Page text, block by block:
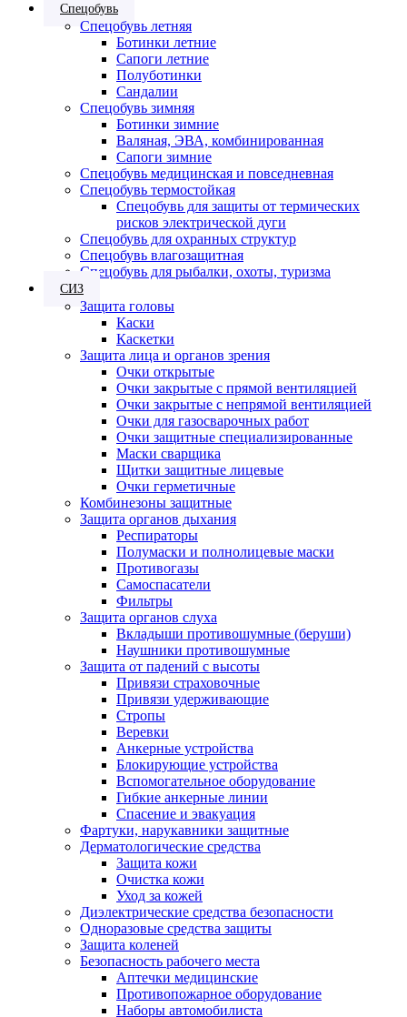
Спецобувь
Спецобувь летняя
Ботинки летние
Сапоги летние
Полуботинки
Сандалии
Спецобувь зимняя
Ботинки зимние
Валяная, ЭВА, комбинированная
Сапоги зимние
Спецобувь медицинская и повседневная
Спецобувь термостойкая
Спецобувь для защиты от термических
рисков электрической дуги
Спецобувь для охранных структур
Спецобувь влагозащитная
Спецобувь для рыбалки, охоты, туризма
СИЗ
Защита головы
Каски
Каскетки
Защита лица и органов зрения
Очки открытые
Очки закрытые с прямой вентиляцией
Очки закрытые с непрямой вентиляцией
Очки для газосварочных работ
Очки защитные специализированные
Маски сварщика
Щитки защитные лицевые
Очки герметичные
Комбинезоны защитные
Защита органов дыхания
Респираторы
Полумаски и полнолицевые маски
Противогазы
Самоспасатели
Фильтры
Защита органов слуха
Вкладыши противошумные (беруши)
Наушники противошумные
Защита от падений с высоты
Привязи страховочные
Привязи удерживающие
Стропы
Веревки
Анкерные устройства
Блокирующие устройства
Вспомогательное оборудование
Гибкие анкерные линии
Спасение и эвакуация
Фартуки, нарукавники защитные
Дерматологические средства
Защита кожи
Очистка кожи
Уход за кожей
Диэлектрические средства безопасности
Одноразовые средства защиты
Защита коленей
Безопасность рабочего места
Аптечки медицинские
Противопожарное оборудование
Наборы автомобилиста